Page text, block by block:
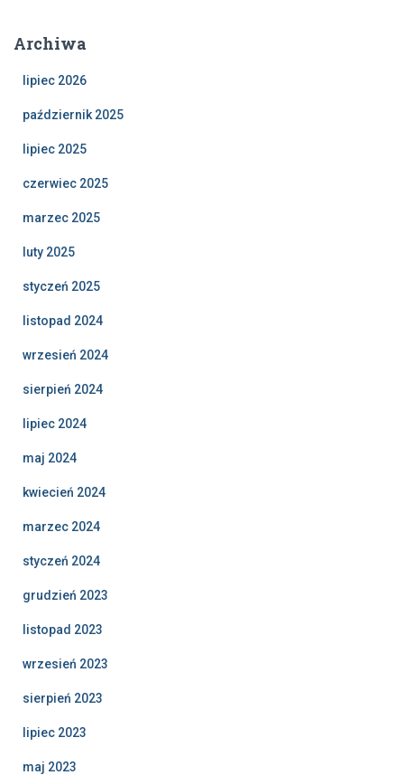
Archiwa
lipiec 2026
październik 2025
lipiec 2025
czerwiec 2025
marzec 2025
luty 2025
styczeń 2025
listopad 2024
wrzesień 2024
sierpień 2024
lipiec 2024
maj 2024
kwiecień 2024
marzec 2024
styczeń 2024
grudzień 2023
listopad 2023
wrzesień 2023
sierpień 2023
lipiec 2023
maj 2023